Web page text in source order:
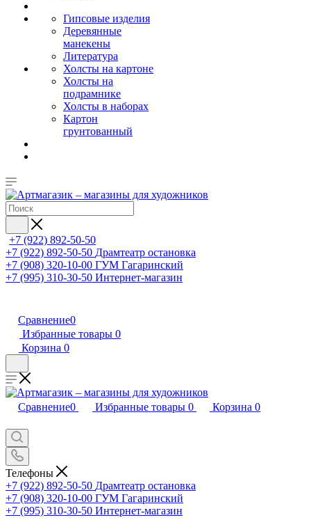
Гипсовые изделия
Деревянные
манекены
Литература
Холсты на картоне
Холсты на
подрамнике
Холсты в наборах
Картон
грунтованный
+7 (922) 892-50-50
+7 (922) 892-50-50 Драмтеатр остановка
+7 (908) 320-10-00 ГУМ Гагаринский
+7 (995) 310-30-50 Интернет-магазин
Сравнение0
Избранные товары 0
Корзина 0
Сравнение0 Избранные товары 0 Корзина 0
Телефоны
+7 (922) 892-50-50 Драмтеатр остановка
+7 (908) 320-10-00 ГУМ Гагаринский
+7 (995) 310-30-50 Интернет-магазин